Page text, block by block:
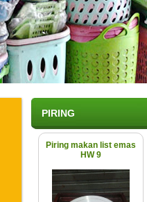
PIRING
Piring makan list emas
HW 9